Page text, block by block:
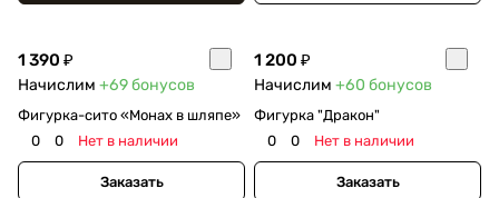
1 390 ₽
Начислим +69бонусов
Фигурка-сито «Монах в шляпе»
0
0 Нет в наличии
Заказать
1 200 ₽
Начислим +60 бонусов
Фигурка "Дракон"
0
0 Нет в наличии
Заказать